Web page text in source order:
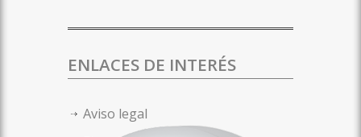
ENLACES DE INTERÉS
Aviso legal